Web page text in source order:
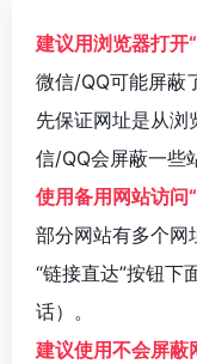
建议用浏览器打开
微信/QQ可能屏蔽
先保证网址是从
信/QQ会屏蔽一些
使用备用网站访问
部分网站有多个网
“链接直达”按钮下
话）。
建议使用不会屏蔽